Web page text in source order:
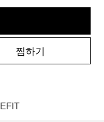
찜하기